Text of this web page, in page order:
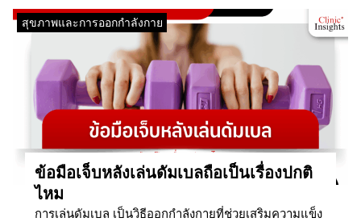
สุขภาพและการออกกำลังกาย
ข้อมือเจ็บหลังเล่นดัมเบลถือเป็นเรื่องปกติ
ไหม
การเล่นดัมเบล เป็นวิธีออกกำลังกายที่ช่วยเสริมความแข็ง